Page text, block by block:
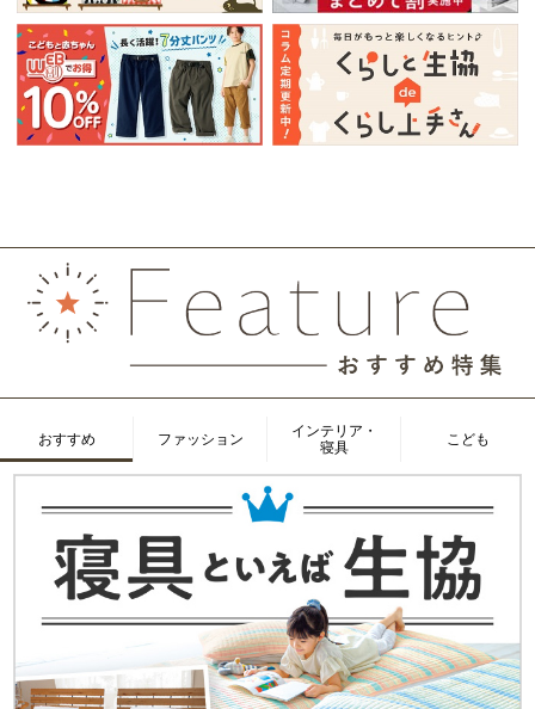
おすすめ ファッション
インテリア・
寝具
こども